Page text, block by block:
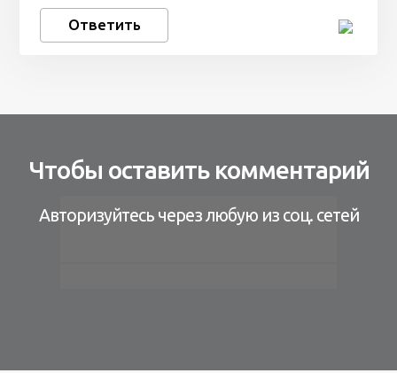
Ответить
Чтобы оставить комментарий
Авторизуйтесь через любую из соц. сетей